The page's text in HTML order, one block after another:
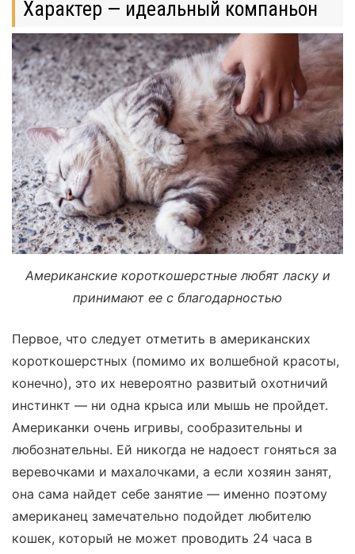
Характер — идеальный компаньон
Американские короткошерстные любят ласку и
принимают ее с благодарностью
Первое, что следует отметить в американских
короткошерстных (помимо их волшебной красоты,
конечно), это их невероятно развитый охотничий
инстинкт — ни одна крыса или мышь не пройдет.
Американки очень игривы, сообразительны и
любознательны. Ей никогда не надоест гоняться за
веревочками и махалочками, а если хозяин занят,
она сама найдет себе занятие — именно поэтому
американец замечательно подойдет любителю
кошек, который не может проводить 24 часа в